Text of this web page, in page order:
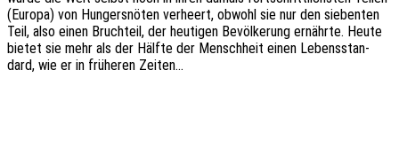
(Europa) von Hungers­nö­ten verheert, obwohl sie nur den sieben­ten
Teil, also einen Bruch­teil, der heuti­gen Bevöl­ke­rung ernähr­te. Heute
bietet sie mehr als der Hälfte der Mensch­heit einen Lebens­stan­
dard, wie er in frühe­ren Zeiten…